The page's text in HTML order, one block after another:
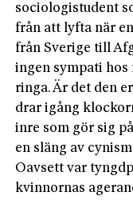
sociologistudent
från att lyfta när
från Sverige till
ingen sympati
ringa. Är det den
drar igång
inre som gör sig
en släng av
Oavsett var
kvinnornas